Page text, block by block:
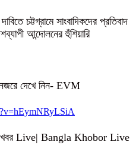
চট্টগ্রামে সাংবাদিকদের প্রতিবাদ
আন্দোলনের হুঁশিয়ারি
দেখে নিন- EVM
খবর Live| Bangla Khobor Live